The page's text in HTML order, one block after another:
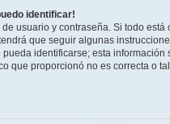
identificar!
usuario y contraseña. Si todo
que seguir algunas
identificarse; esta
que proporcionó no es correcta o